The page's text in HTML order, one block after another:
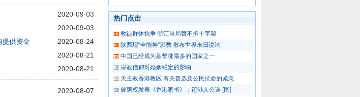
2020-09-03
2020-09-03
提供资金
2020-08-24
2020-08-21
2020-08-21
2020-08-07
热门点击
教徒群体抗争 浙江当局暂不拆十字架
陕西现“全能神”邪教 散布世界末日说法
中国已经成为基督徒最多的国家之一
宗教信仰对婚姻稳定的影响
天主教香港教区 有关普选及公民抗命的紧急
曾荫权发表《香港家书》：还港人公道 [图]